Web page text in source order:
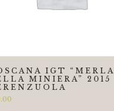
IGT “MERLA
MINIERA” 2015